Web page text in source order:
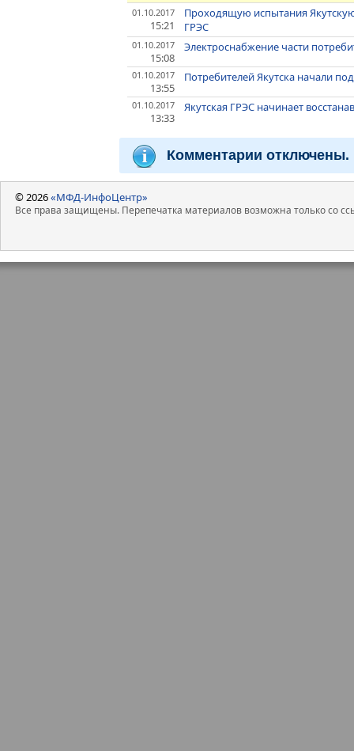
01.10.2017
15:21
Проходящую испытания
ГРЭС
01.10.2017
15:08
Электроснабжение части
01.10.2017
13:55
Потребителей Якутска начали
01.10.2017
13:33
Якутская ГРЭС начинает
Комментарии отключены.
© 2026«МФД-ИнфоЦентр»
Все права защищены. Перепечатка материалов возможна только со